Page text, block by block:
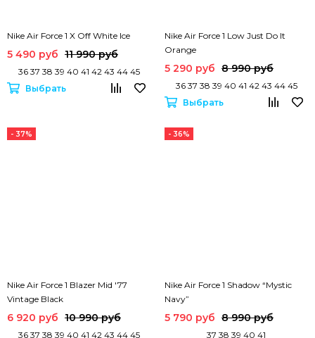
Nike Air Force 1 X Off White Ice
5 490 руб 11 990 руб
36 37 38 39 40 41 42 43 44 45
Выбрать
Nike Air Force 1 Low Just Do It
Orange
5 290 руб 8 990 руб
36 37 38 39 40 41 42 43 44 45
Выбрать
- 37%
Nike Air Force 1 Blazer Mid '77
Vintage Black
6 920 руб 10 990 руб
36 37 38 39 40 41 42 43 44 45
- 36%
Nike Air Force 1 Shadow “Mystic
Navy”
5 790 руб 8 990 руб
37 38 39 40 41